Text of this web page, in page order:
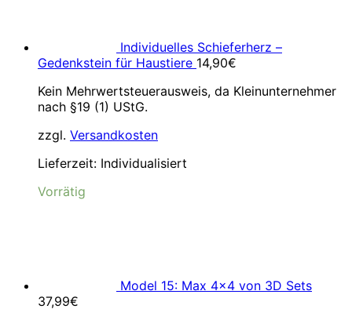
Individuelles Schieferherz –
Gedenkstein für Haustiere 14,90€
Kein Mehrwertsteuerausweis, da Kleinunternehmer
nach §19 (1) UStG.
zzgl. Versandkosten
Lieferzeit: Individualisiert
Vorrätig
Model 15: Max 4×4 von 3D Sets
37,99€